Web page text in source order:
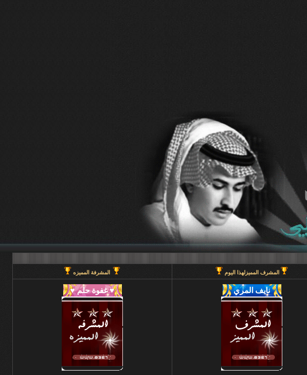
المشرف المميزلهذا اليوم المشرفة المميزه